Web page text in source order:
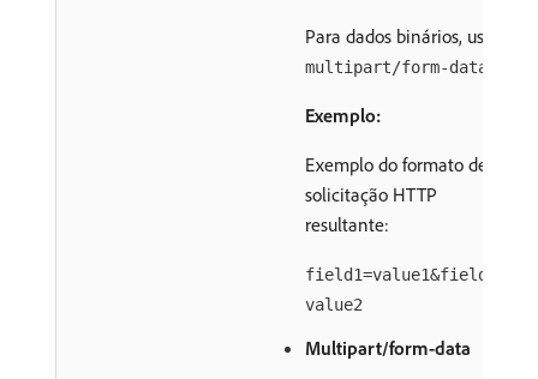
Para dados binários, use
multipart/form-data
Exemplo:
Exemplo do formato de
solicitação HTTP
resultante:
field1=value1&field2=
value2
Multipart/form-data